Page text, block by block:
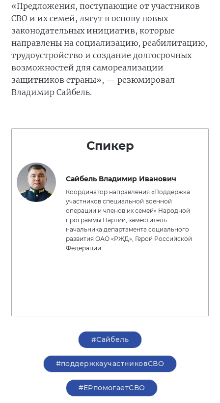
«Предложения, поступающие от участников
СВО и их семей, лягут в основу новых
законодательных инициатив, которые
направлены на социализацию, реабилитацию,
трудоустройство и создание долгосрочных
возможностей для самореализации
защитников страны», — резюмировал
Владимир Сайбель.
Спикер
Сайбель Владимир Иванович
Координатор направления «Поддержка
участников специальной военной
операции и членов их семей» Народной
программы Партии, заместитель
начальника департамента социального
развития ОАО «РЖД», Герой Российской
Федерации
#Сайбель
#поддержкаучастниковСВО
#ЕРпомогаетСВО